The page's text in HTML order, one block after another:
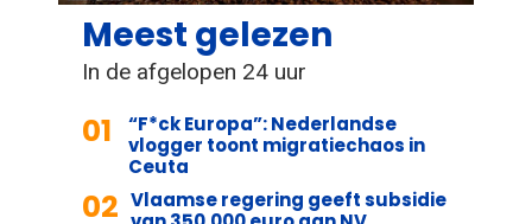
Meest gelezen
In de afgelopen 24 uur
01
“F*ck Europa”: Nederlandse
vlogger toont migratiechaos in
Ceuta
02 Vlaamse regering geeft subsidie